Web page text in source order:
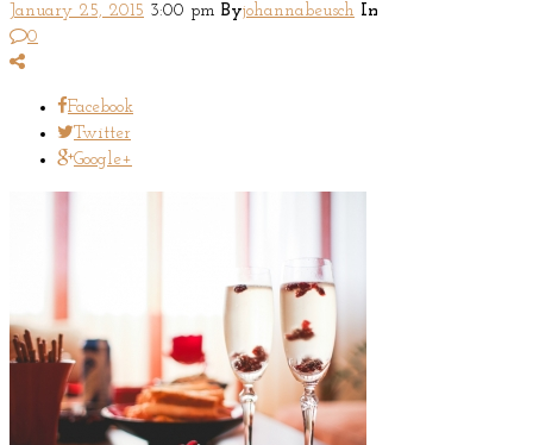
January 25, 2015 3:00 pm Byjohannabeusch In
0
Facebook
Twitter
Google+